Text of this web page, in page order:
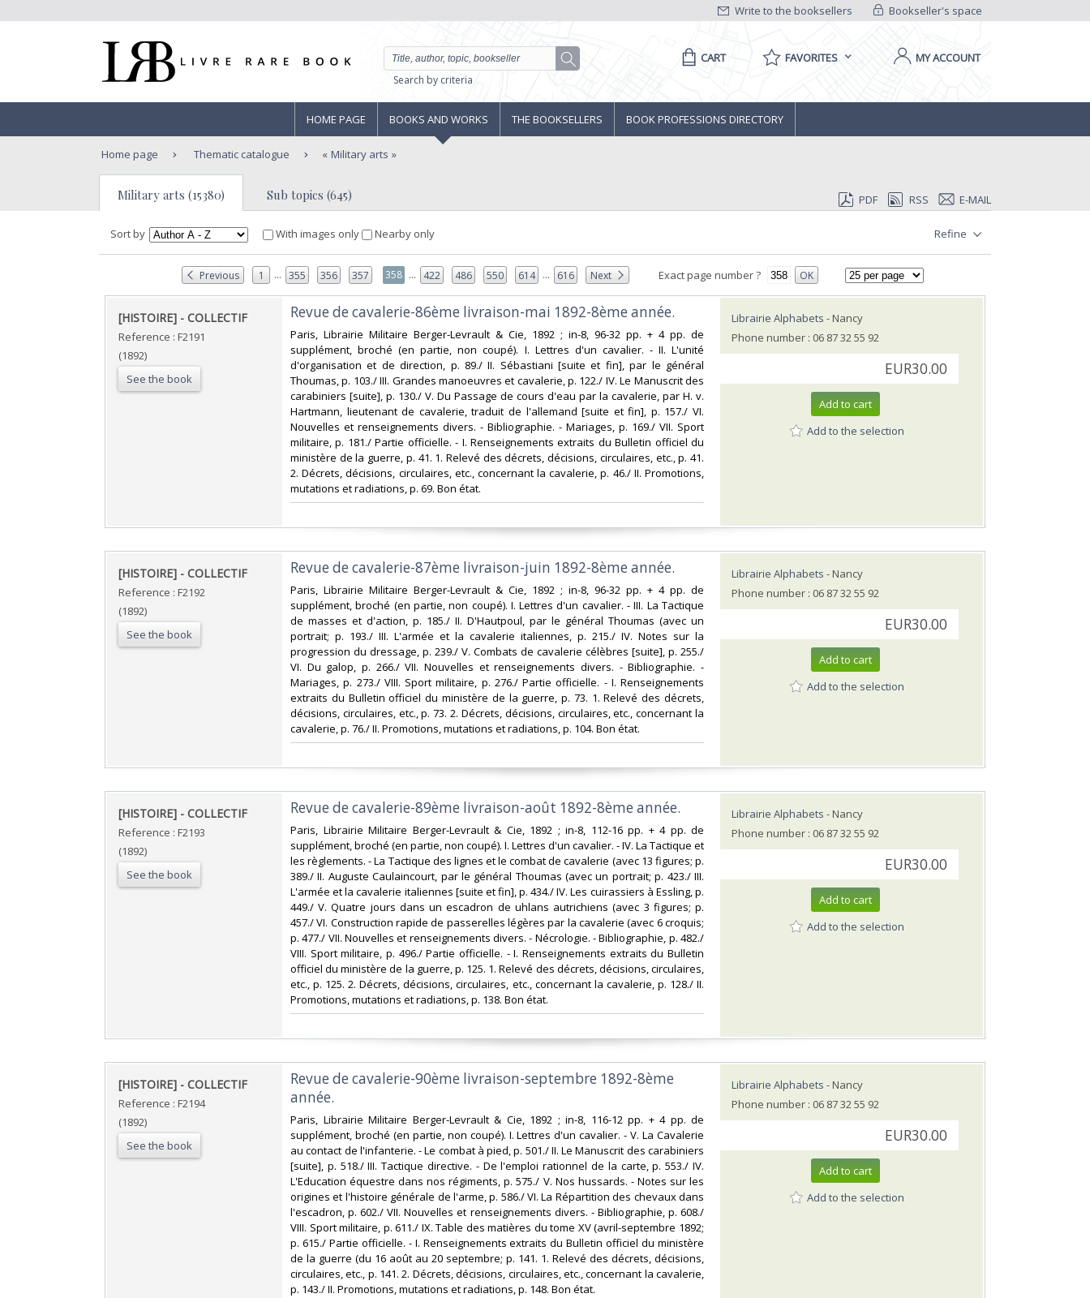
Bookseller's space
Write to the booksellers
Search by criteria
CART FAVORITES MY ACCOUNT
HOME PAGE BOOKS AND WORKS THE BOOKSELLERS BOOK PROFESSIONS DIRECTORY
Home page Thematic catalogue Military arts
Military arts (15380) Sub topics (645) PDF RSS E-MAIL
Sort by With images only Nearby only Refine
Previous 1 ... 355 356 357 358 ... 422 486 550 614 ... 616 Next Exact page number ? OK
‎[HISTOIRE] - COLLECTIF‎
Reference : F2191
(1892)
See the book
‎Revue de cavalerie-86ème livraison-mai 1892-8ème année. ‎
‎Paris, Librairie Militaire Berger-Levrault & Cie, 1892 ; in-8, 96-32 pp. + 4 pp. de
supplément, broché (en partie, non coupé). I. Lettres d'un cavalier. - II. L'unité
d'organisation et de direction, p. 89./ II. Sébastiani [suite et fin], par le général
Thoumas, p. 103./ III. Grandes manoeuvres et cavalerie, p. 122./ IV. Le Manuscrit des
carabiniers [suite], p. 130./ V. Du Passage de cours d'eau par la cavalerie, par H. v.
Hartmann, lieutenant de cavalerie, traduit de l'allemand [suite et fin], p. 157./ VI.
Nouvelles et renseignements divers. - Bibliographie. - Mariages, p. 169./ VII. Sport
militaire, p. 181./ Partie officielle. - I. Renseignements extraits du Bulletin officiel du
ministère de la guerre, p. 41. 1. Relevé des décrets, décisions, circulaires, etc., p. 41.
2. Décrets, décisions, circulaires, etc., concernant la cavalerie, p. 46./ II. Promotions,
mutations et radiations, p. 69. Bon état.‎
Librairie Alphabets - Nancy
Phone number : 06 87 32 55 92
EUR30.00
Add to cart
Add to the selection
‎[HISTOIRE] - COLLECTIF‎
Reference : F2192
(1892)
See the book
‎Revue de cavalerie-87ème livraison-juin 1892-8ème année. ‎
‎Paris, Librairie Militaire Berger-Levrault & Cie, 1892 ; in-8, 96-32 pp. + 4 pp. de
supplément, broché (en partie, non coupé). I. Lettres d'un cavalier. - III. La Tactique
de masses et d'action, p. 185./ II. D'Hautpoul, par le général Thoumas (avec un
portrait; p. 193./ III. L'armée et la cavalerie italiennes, p. 215./ IV. Notes sur la
progression du dressage, p. 239./ V. Combats de cavalerie célèbres [suite], p. 255./
VI. Du galop, p. 266./ VII. Nouvelles et renseignements divers. - Bibliographie. -
Mariages, p. 273./ VIII. Sport militaire, p. 276./ Partie officielle. - I. Renseignements
extraits du Bulletin officiel du ministère de la guerre, p. 73. 1. Relevé des décrets,
décisions, circulaires, etc., p. 73. 2. Décrets, décisions, circulaires, etc., concernant la
cavalerie, p. 76./ II. Promotions, mutations et radiations, p. 104. Bon état.‎
Librairie Alphabets - Nancy
Phone number : 06 87 32 55 92
EUR30.00
Add to cart
Add to the selection
‎[HISTOIRE] - COLLECTIF‎
Reference : F2193
(1892)
See the book
‎Revue de cavalerie-89ème livraison-août 1892-8ème année. ‎
‎Paris, Librairie Militaire Berger-Levrault & Cie, 1892 ; in-8, 112-16 pp. + 4 pp. de
supplément, broché (en partie, non coupé). I. Lettres d'un cavalier. - IV. La Tactique et
les règlements. - La Tactique des lignes et le combat de cavalerie (avec 13 figures; p.
389./ II. Auguste Caulaincourt, par le général Thoumas (avec un portrait; p. 423./ III.
L'armée et la cavalerie italiennes [suite et fin], p. 434./ IV. Les cuirassiers à Essling, p.
449./ V. Quatre jours dans un escadron de uhlans autrichiens (avec 3 figures; p.
457./ VI. Construction rapide de passerelles légères par la cavalerie (avec 6 croquis;
p. 477./ VII. Nouvelles et renseignements divers. - Nécrologie. - Bibliographie, p. 482./
VIII. Sport militaire, p. 496./ Partie officielle. - I. Renseignements extraits du Bulletin
officiel du ministère de la guerre, p. 125. 1. Relevé des décrets, décisions, circulaires,
etc., p. 125. 2. Décrets, décisions, circulaires, etc., concernant la cavalerie, p. 128./ II.
Promotions, mutations et radiations, p. 138. Bon état.‎
Librairie Alphabets - Nancy
Phone number : 06 87 32 55 92
EUR30.00
Add to cart
Add to the selection
‎[HISTOIRE] - COLLECTIF‎
Reference : F2194
(1892)
See the book
‎Revue de cavalerie-90ème livraison-septembre 1892-8ème
année. ‎
‎Paris, Librairie Militaire Berger-Levrault & Cie, 1892 ; in-8, 116-12 pp. + 4 pp. de
supplément, broché (en partie, non coupé). I. Lettres d'un cavalier. - V. La Cavalerie
au contact de l'infanterie. - Le combat à pied, p. 501./ II. Le Manuscrit des carabiniers
[suite], p. 518./ III. Tactique directive. - De l'emploi rationnel de la carte, p. 553./ IV.
L'Education équestre dans nos régiments, p. 575./ V. Nos hussards. - Notes sur les
origines et l'histoire générale de l'arme, p. 586./ VI. La Répartition des chevaux dans
l'escadron, p. 602./ VII. Nouvelles et renseignements divers. - Bibliographie, p. 608./
VIII. Sport militaire, p. 611./ IX. Table des matières du tome XV (avril-septembre 1892;
p. 615./ Partie officielle. - I. Renseignements extraits du Bulletin officiel du ministère
de la guerre (du 16 août au 20 septembre; p. 141. 1. Relevé des décrets, décisions,
circulaires, etc., p. 141. 2. Décrets, décisions, circulaires, etc., concernant la cavalerie,
p. 143./ II. Promotions, mutations et radiations, p. 148. Bon état.‎
Librairie Alphabets - Nancy
Phone number : 06 87 32 55 92
EUR30.00
Add to cart
Add to the selection